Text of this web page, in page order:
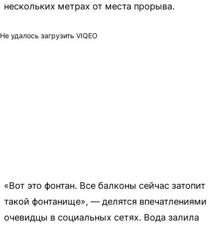
нескольких метрах от места прорыва.
Не удалось загрузить VIQEO
«Вот это фонтан. Все балконы сейчас затопит
такой фонтанище», — делятся впечатлениями
очевидцы в социальных сетях. Вода залила